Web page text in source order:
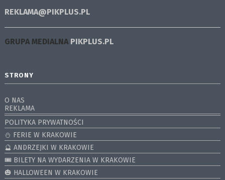
REKLAMA@PIKPLUS.PL
GRUPA MEDIALNA PIKPLUS.PL
STRONY
O NAS
REKLAMA
POLITYKA PRYWATNOŚCI
⛄️ FERIE W KRAKOWIE
🔮 ANDRZEJKI W KRAKOWIE
🎟️ BILETY NA WYDARZENIA W KRAKOWIE
🎃 HALLOWEEN W KRAKOWIE